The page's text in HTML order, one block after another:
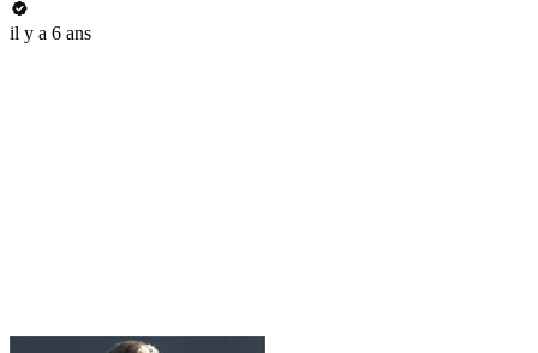
il y a 6 ans